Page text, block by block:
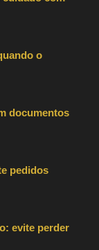
o
documentos
pedidos
evite perder